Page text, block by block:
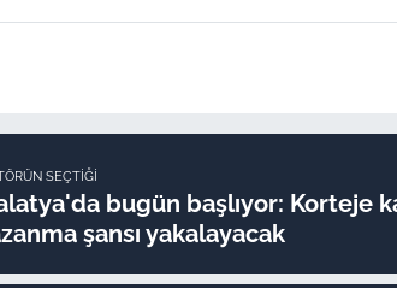
SEÇTIĞI
bugün başlıyor: Korteje
şansı yakalayacak